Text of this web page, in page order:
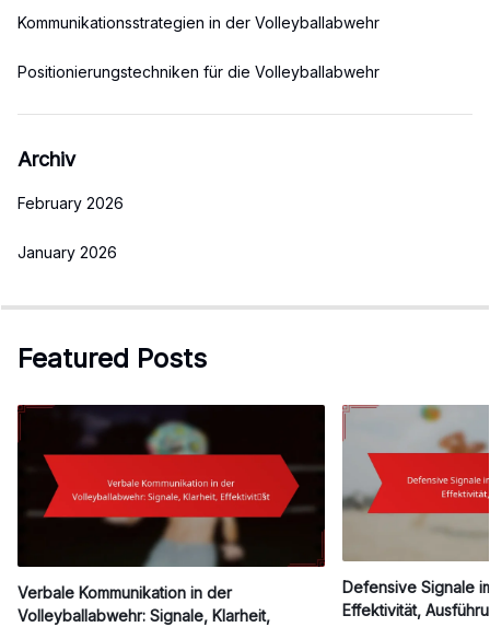
Kommunikationsstrategien in der Volleyballabwehr
Positionierungstechniken für die Volleyballabwehr
Archiv
February 2026
January 2026
Featured Posts
Verbale Kommunikation in der
Volleyballabwehr: Signale, Klarheit,
Defensive Signale
Effektivität,